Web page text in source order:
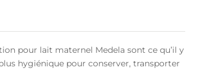
pour lait maternel Medela sont ce qu’il y
hygiénique pour conserver, transporter